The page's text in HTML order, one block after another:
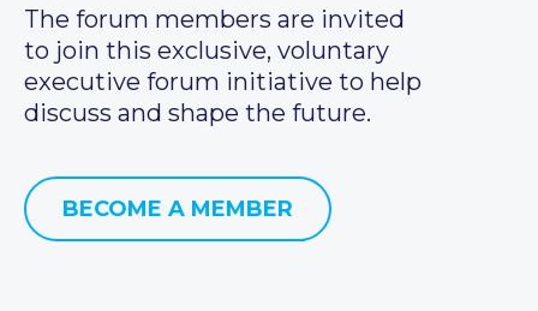
The forum members are invited
to join this exclusive, voluntary
executive forum initiative to help
discuss and shape the future.
BECOME A MEMBER